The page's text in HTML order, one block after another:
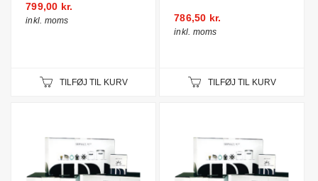
799,00 kr.
inkl. moms
TILFØJ TIL KURV
786,50 kr.
inkl. moms
TILFØJ TIL KURV